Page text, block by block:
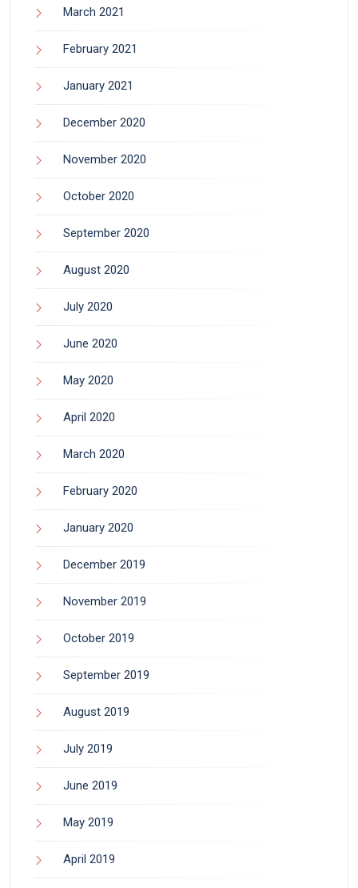
March 2021
February 2021
January 2021
December 2020
November 2020
October 2020
September 2020
August 2020
July 2020
June 2020
May 2020
April 2020
March 2020
February 2020
January 2020
December 2019
November 2019
October 2019
September 2019
August 2019
July 2019
June 2019
May 2019
April 2019